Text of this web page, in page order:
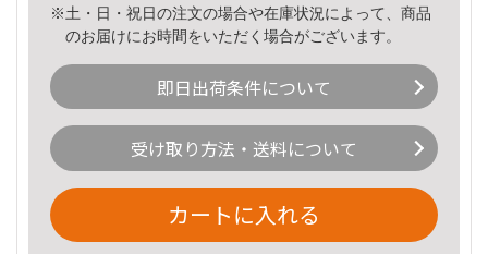
※土・日・祝日の注文の場合や在庫状況によって、商品
のお届けにお時間をいただく場合がございます。
即日出荷条件について
受け取り方法・送料について
カートに入れる